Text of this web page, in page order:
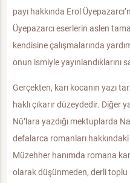
payı hakkında Erol
Üyepazarcı eserlerin aslen
kendisine çalışmalarında
onun ismiyle yayınlandıklarını
Gerçekten, karı kocanın yazı
haklı çıkarır düzeydedir. Diğer
Nû’lara yazdığı mektuplarda
defalarca romanları
Müzehher hanımda romana
olarak düşünmeden, derli toplu